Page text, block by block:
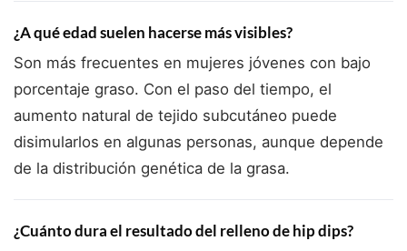
¿A qué edad suelen hacerse más visibles?
Son más frecuentes en mujeres jóvenes con bajo
porcentaje graso. Con el paso del tiempo, el
aumento natural de tejido subcutáneo puede
disimularlos en algunas personas, aunque depende
de la distribución genética de la grasa.
¿Cuánto dura el resultado del relleno de hip dips?